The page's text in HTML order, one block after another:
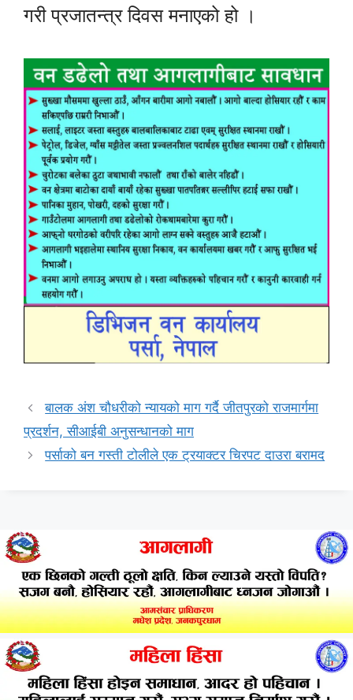
गरी प्रजातन्त्र दिवस मनाएको हो ।
बालक अंश चौधरीको न्यायको माग गर्दै जीतपुरको राजमार्गमा
प्रदर्शन, सीआईबी अनुसन्धानको माग
पर्साको बन गस्ती टोलीले एक ट्रयाक्टर चिरपट दाउरा बरामद